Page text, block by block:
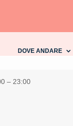
DOVE ANDARE
– 23:00